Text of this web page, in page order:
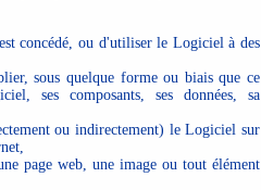
concédé, ou d'utiliser le Logiciel à des
sous quelque forme ou biais que ce
ses composants, ses données, sa
ou indirectement) le Logiciel sur
page web, une image ou tout élément